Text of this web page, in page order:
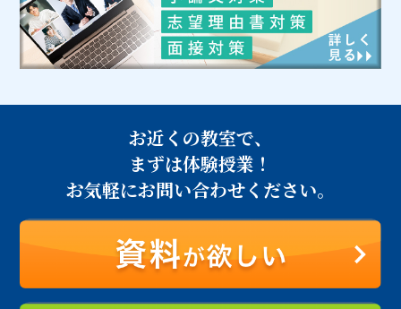
お近くの教室で、
まずは体験授業！
お気軽にお問い合わせください。